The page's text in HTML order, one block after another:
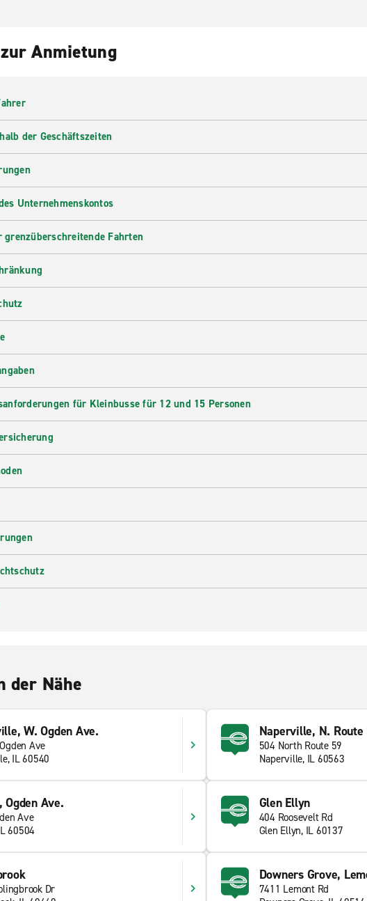
Anmietung
der Geschäftszeiten
Unternehmenskontos
Fahrten
für Kleinbusse für 12 und 15 Personen
der Nähe
W. Ogden Ave.
Ave
IL 60540
Naperville, N. Route
504 North Route 59
Naperville, IL 60563
Ogden Ave.
Ave
60504
Glen Ellyn
404 Roosevelt Rd
Glen Ellyn, IL 60137
Dr
Downers Grove,
7411 Lemont Rd